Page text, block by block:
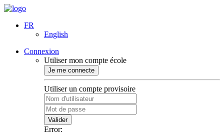
FR
English
Connexion
Utiliser mon compte école
Je me connecte
Utiliser un compte provisoire
Valider
Error: